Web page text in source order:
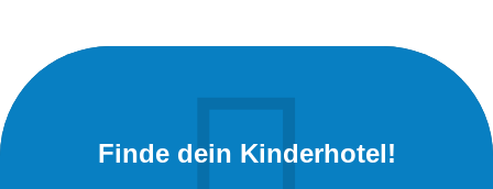
Finde dein Kinderhotel!